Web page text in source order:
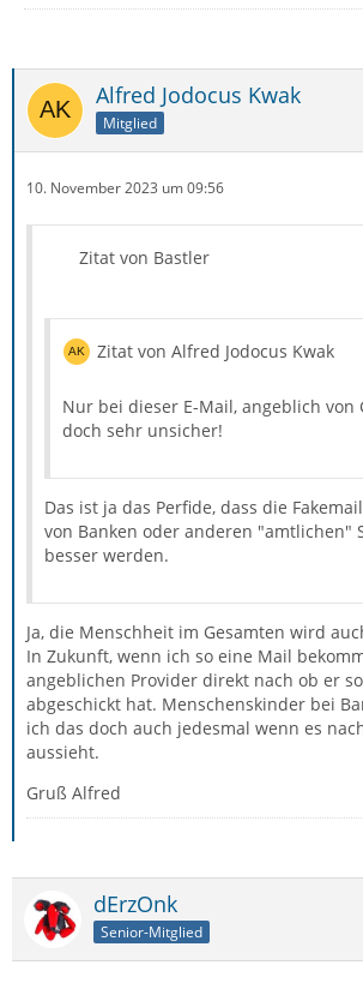
Alfred Jodocus Kwak
Mitglied
10. November 2023 um 09:56
Zitat von Bastler
Zitat von Alfred Jodocus Kwak
Nur bei dieser E-Mail, angeblich von
doch sehr unsicher!
Das ist ja das Perfide, dass die
von Banken oder anderen "amtlichen"
besser werden.
Ja, die Menschheit im Gesamten wird
In Zukunft, wenn ich so eine Mail
angeblichen Provider direkt nach ob er
abgeschickt hat. Menschenskinder bei
ich das doch auch jedesmal wenn es
aussieht.
Gruß Alfred
dErzOnk
Senior-Mitglied